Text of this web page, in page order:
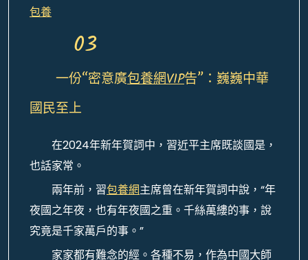
包養
03
一份“密意廣包養網VIP告”：巍巍中華
國民至上
在2024年新年賀詞中，習近平主席既談國是，
也話家常。
兩年前，習包養網主席曾在新年賀詞中說，“年
夜國之年夜，也有年夜國之重。千絲萬縷的事，說
究竟是千家萬戶的事。”
家家都有難念的經。各種不易，作為中國大師